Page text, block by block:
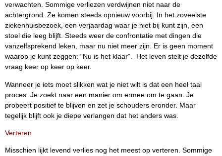
verwachten. Sommige verliezen verdwijnen niet naar de
achtergrond. Ze komen steeds opnieuw voorbij. In het zoveelste
ziekenhuisbezoek, een verjaardag waar je niet bij kunt zijn, een
stoel die leeg blijft. Steeds weer de confrontatie met dingen die
vanzelfsprekend leken, maar nu niet meer zijn. Er is geen moment
waarop je kunt zeggen: “Nu is het klaar”. Het leven stelt je dezelfde
vraag keer op keer op keer.
Wanneer je iets moet slikken wat je niet wilt is dat een heel taai
proces. Je zoekt naar een manier om ermee om te gaan. Je
probeert positief te blijven en zet je schouders eronder. Maar
tegelijk blijft ook je diepe verlangen dat het anders was.
Verteren
Misschien lijkt levend verlies nog het meest op verteren. Sommige